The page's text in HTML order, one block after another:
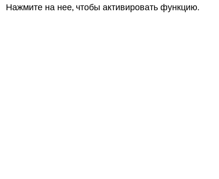
Нажмите на нее, чтобы активировать функцию.